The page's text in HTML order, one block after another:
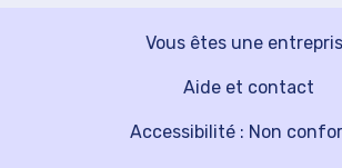
Vous êtes une
Aide et contact
Accessibilité : Non